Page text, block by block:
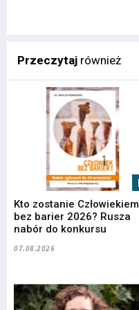
Przeczytaj również
Kto zostanie Człowiekiem
bez barier 2026? Rusza
nabór do konkursu
07.08.2026